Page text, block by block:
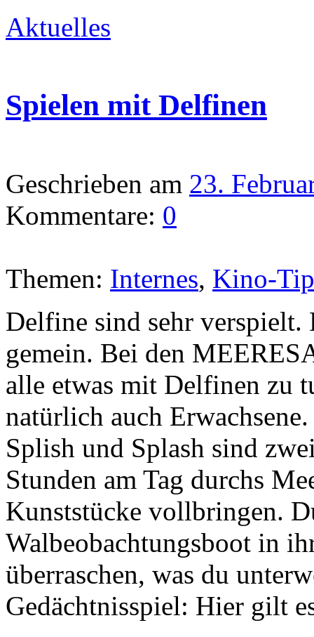
Aktuelles
Spielen mit Delfinen
Geschrieben am 23.
Kommentare: 0
Themen: Internes, Kino-
Delfine sind sehr verspielt.
gemein. Bei den
alle etwas mit Delfinen zu
natürlich auch
Splish und Splash sind
Stunden am Tag durchs
Kunststücke vollbringen.
Walbeobachtungsboot in
überraschen, was du
Gedächtnisspiel: Hier gilt